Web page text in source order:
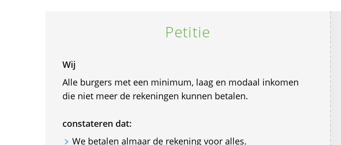
Petitie
Wij
Alle burgers met een minimum, laag en modaal inkomen
die niet meer de rekeningen kunnen betalen.
constateren dat:
We betalen almaar de rekening voor alles.